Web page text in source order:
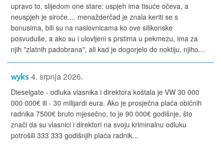
upravo to, slijedom one stare: uspjeh ima tisuće očeva, a
neuspjeh je siroče.... menažderčad je znala keriti se s
bonusima, bili su na naslovnicama ko ove silikonske
posvuduše, a ako su i ulovljeni s prstima u pekmezu, ima za
njih "zlatnih padobrana", ali kad je dogorjelo do noktiju, njiho...
wyks 4. srpnja 2026.
Dieselgate - odluka vlasnika i direktora koštala je VW 30 000
000 000€ ili - 30 milijardi eura. Ako je prosječna plaća običnih
radnika 7500€ bruto mjesečno, to je 90 000€ godišnje, što
znači da su vlasnici i direktori na svoju kriminalnu odluku
potrošili 333 333 godišnjih plaća radnik...